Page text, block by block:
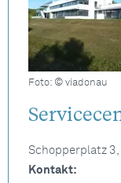
Foto: © viadonau
Schopperplatz
Kontakt: